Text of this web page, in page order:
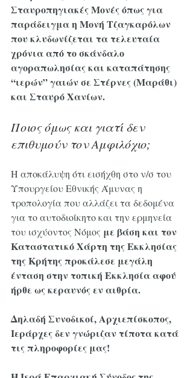
Σταυροπηγιακές Μονές όπως για
παράδειγμα η Μονή Τζαγκαρόλων
που κλυδωνίζεται τα τελευταία
χρόνια από το σκάνδαλο
αγοραπωλησίας και καταπάτησης
“ιερών” γαιών σε Στέρνες (Μαράθι)
και Σταυρό Χανίων.
Ποιος όμως και γιατί δεν
επιθυμούν τον Αμφιλόχιο;
Η αποκάλυψη ότι εισήχθη στο ν/σ του
Υπουργείου Εθνικής Άμυνας η
τροπολογία που αλλάζει τα δεδομένα
για το αυτοδιοίκητο και την ερμηνεία
του ισχύοντος Νόμος με βάση και τον
Καταστατικό Χάρτη της Εκκλησίας
της Κρήτης προκάλεσε μεγάλη
ένταση στην τοπική Εκκλησία αφού
ήρθε ως κεραυνός εν αιθρία.
Δηλαδή Συνοδικοί, Αρχιεπίσκοπος,
Ιεράρχες δεν γνώριζαν τίποτα κατά
τις πληροφορίες μας!